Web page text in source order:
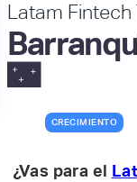
Latam Fintech
🌃
CRECIMIENTO
¿Vas para el